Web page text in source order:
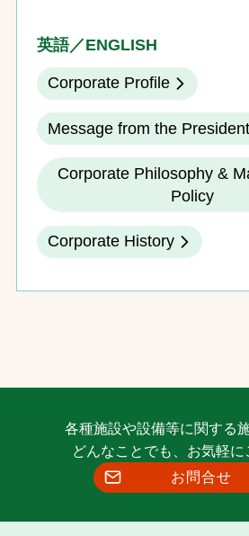
英語／ENGLISH
Corporate Profile
Message from the President
Corporate Philosophy &
Policy
Corporate History
各種施設や設備等に関する
どんなことでも、お気軽に
お問合せ